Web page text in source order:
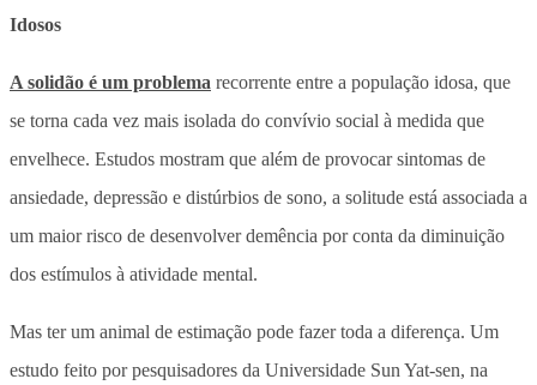
Idosos
A solidão é um problema recorrente entre a população idosa, que
se torna cada vez mais isolada do convívio social à medida que
envelhece. Estudos mostram que além de provocar sintomas de
ansiedade, depressão e distúrbios de sono, a solitude está associada a
um maior risco de desenvolver demência por conta da diminuição
dos estímulos à atividade mental.
Mas ter um animal de estimação pode fazer toda a diferença. Um
estudo feito por pesquisadores da Universidade Sun Yat-sen, na